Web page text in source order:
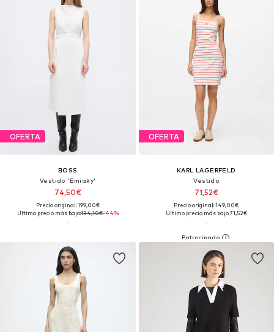
OFERTA
BOSS
Vestido 'Emiaky'
74,50€
Precio original: 199,00€
Último precio más bajo:134,10€-44%
OFERTA
KARL LAGERFELD
Vestido
71,52€
Precio original: 149,00€
Último precio más bajo:71,52€